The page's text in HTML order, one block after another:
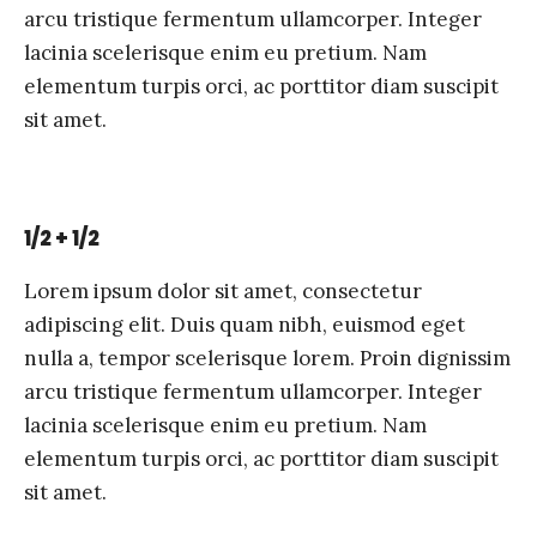
arcu tristique fermentum ullamcorper. Integer
lacinia scelerisque enim eu pretium. Nam
elementum turpis orci, ac porttitor diam suscipit
sit amet.
1/2 + 1/2
Lorem ipsum dolor sit amet, consectetur
adipiscing elit. Duis quam nibh, euismod eget
nulla a, tempor scelerisque lorem. Proin dignissim
arcu tristique fermentum ullamcorper. Integer
lacinia scelerisque enim eu pretium. Nam
elementum turpis orci, ac porttitor diam suscipit
sit amet.